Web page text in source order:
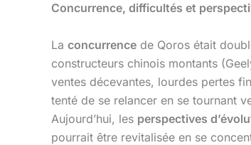
Concurrence, difficultés et
La concurrence de Qoros était
constructeurs chinois montants
ventes décevantes, lourdes pertes
tenté de se relancer en se tournant
Aujourd’hui, les perspectives
pourrait être revitalisée en se